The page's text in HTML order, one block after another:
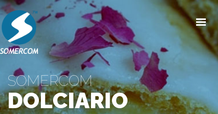
HOME
CHI SIAMO
PRODOTTI
MERCATI
SOMERCOM
DOLCIARIO